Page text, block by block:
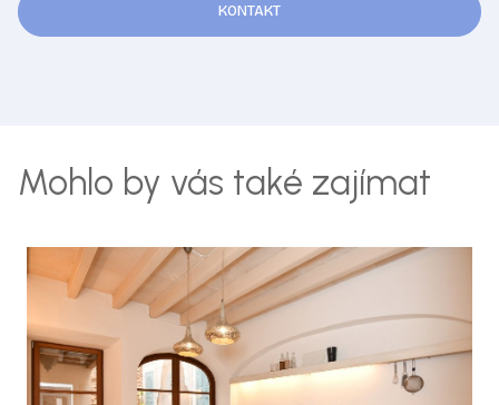
KONTAKT
Mohlo by vás také zajímat